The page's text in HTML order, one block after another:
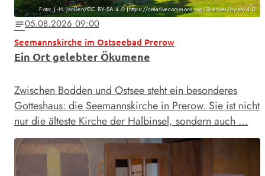
Foto: J.-H. Janßen/CC BY-SA 4.0 (https://creativecommons.org/licenses/by-sa/4.0
notes05.08.2026 09:00
Seemannskirche im Ostseebad Prerow
Ein Ort gelebter Ökumene
Zwischen Bodden und Ostsee steht ein besonderes
Gotteshaus: die Seemannskirche in Prerow. Sie ist nicht
nur die älteste Kirche der Halbinsel, sondern auch …